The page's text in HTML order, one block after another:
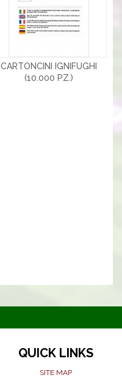
CARTONCINI IGNIFUGHI
(10.000 PZ.)
QUICK LINKS
SITE MAP